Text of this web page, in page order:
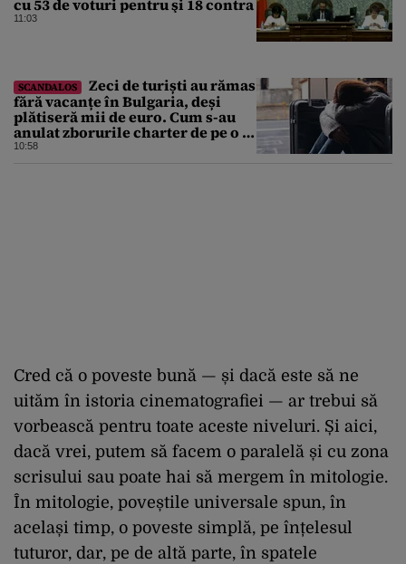
cu 53 de voturi pentru şi 18 contra
11:03
SCANDALOS
Zeci de turiști au rămas
fără vacanțe în Bulgaria, deși
plătiseră mii de euro. Cum s-au
anulat zborurile charter de pe o zi
pe alta
10:58
Cred că o poveste bună — și dacă este să ne
uităm în istoria cinematografiei — ar trebui să
vorbească pentru toate aceste niveluri. Și aici,
dacă vrei, putem să facem o paralelă și cu zona
scrisului sau poate hai să mergem în mitologie.
În mitologie, poveștile universale spun, în
același timp, o poveste simplă, pe înțelesul
tuturor, dar, pe de altă parte, în spatele